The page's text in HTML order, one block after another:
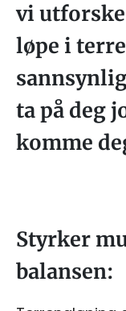
vi
løpe i
ta på deg
komme
Styrker
balansen: